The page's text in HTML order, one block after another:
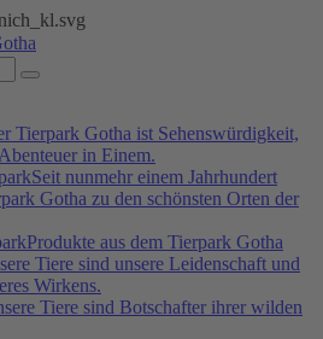
Tierpark Gotha ist Sehenswürdigkeit,
in Einem.
Seit nunmehr einem Jahrhundert
Gotha zu den schönsten Orten der
Produkte aus dem Tierpark Gotha
Tiere sind unsere Leidenschaft und
Wirkens.
Tiere sind Botschafter ihrer wilden